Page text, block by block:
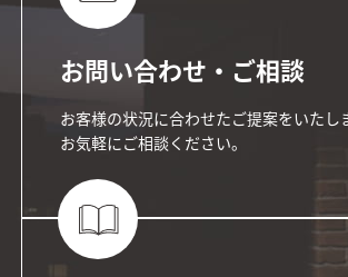
お問い合わせ・ご相談
お客様の状況に合わせたご提案をいたし
お気軽にご相談ください。